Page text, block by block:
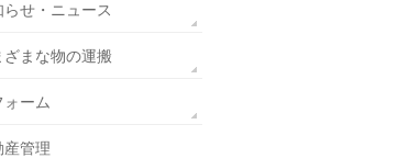
らせ・ニュース
ざまな物の運搬
ォーム
産管理